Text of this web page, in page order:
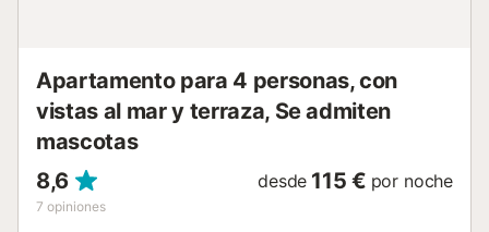
Apartamento para 4 personas, con
vistas al mar y terraza, Se admiten
mascotas
8,6
7 opiniones
desde 115 € por noche